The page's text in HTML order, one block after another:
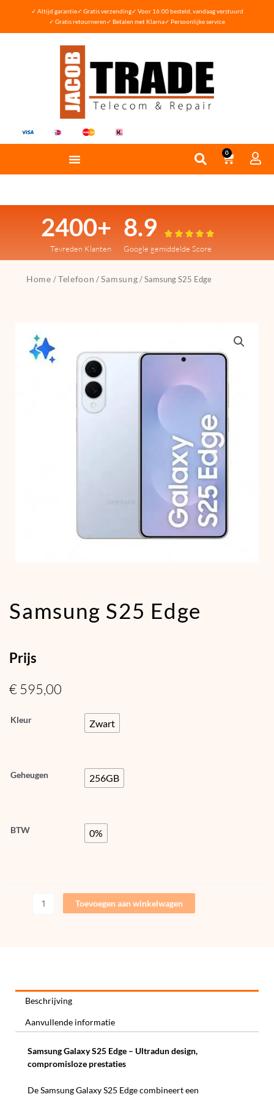
✓ Altijd garantie✓ Gratis verzending✓ Voor 16:00 besteld, vandaag verstuurd
✓ Gratis retourneren✓ Betalen met Klarna✓ Persoonlijke service
0
2400+
Tevreden Klanten
8.9     
Google gemiddelde Score
Home / Telefoon /Samsung / Samsung S25 Edge
Samsung S25 Edge
Prijs
€595,00
Kleur Zwart
Geheugen 256GB
BTW 0%
Toevoegen aan winkelwagen
Beschrijving
Aanvullende informatie
Samsung Galaxy S25 Edge – Ultradun design,
compromisloze prestaties
De Samsung Galaxy S25 Edge combineert een